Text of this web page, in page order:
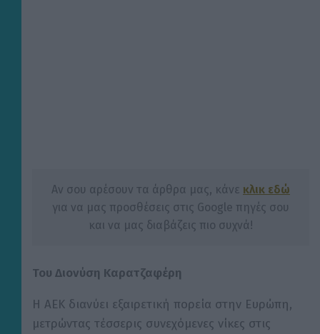
Αν σου αρέσουν τα άρθρα μας, κάνε κλικ εδώ
για να μας προσθέσεις στις Google πηγές σου
και να μας διαβάζεις πιο συχνά!
Του Διονύση Καρατζαφέρη
Η ΑΕΚ διανύει εξαιρετική πορεία στην Ευρώπη,
μετρώντας τέσσερις συνεχόμενες νίκες στις